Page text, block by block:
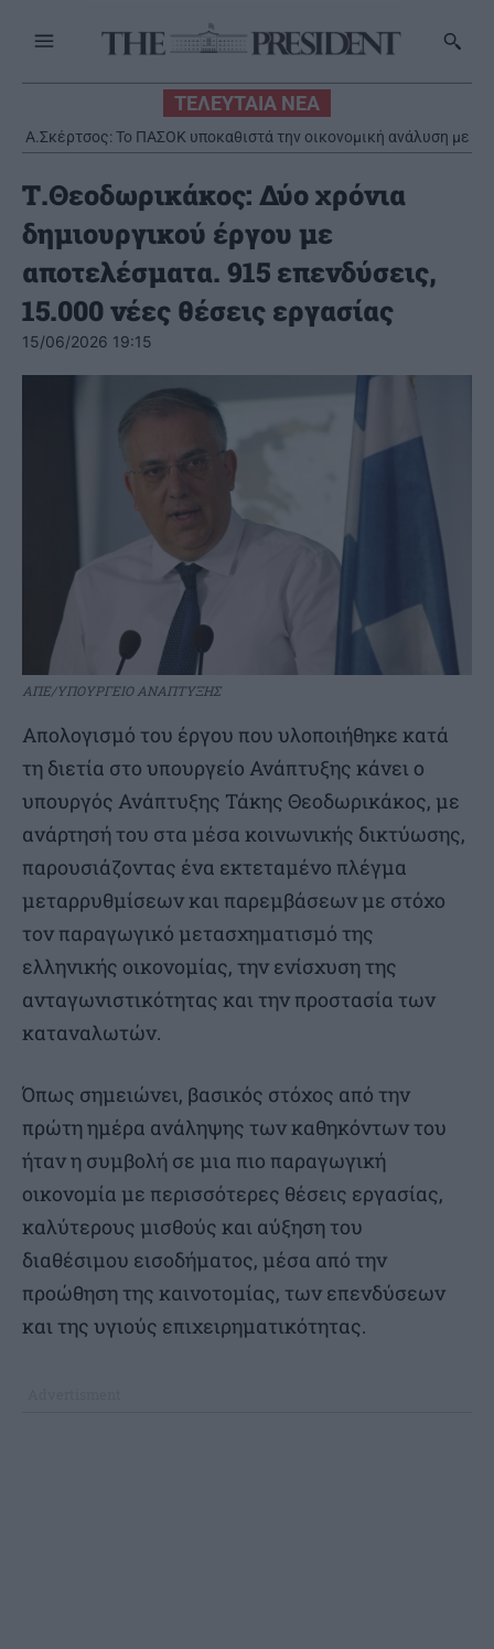
ΤΕΛΕΥΤΑΙΑ ΝΕΑ
Α.Σκέρτσος: Το ΠΑΣΟΚ υποκαθιστά την οικονομική ανάλυση με
πολιτική προπαγάνδα
Τ.Θεοδωρικάκος: Δύο χρόνια
δημιουργικού έργου με
αποτελέσματα. 915 επενδύσεις,
15.000 νέες θέσεις εργασίας
15/06/2026 19:15
ΑΠΕ/ΥΠΟΥΡΓΕΙΟ ΑΝΑΠΤΥΞΗΣ
Απολογισμό του έργου που υλοποιήθηκε κατά
τη διετία στο υπουργείο Ανάπτυξης κάνει ο
υπουργός Ανάπτυξης Τάκης Θεοδωρικάκος, με
ανάρτησή του στα μέσα κοινωνικής δικτύωσης,
παρουσιάζοντας ένα εκτεταμένο πλέγμα
μεταρρυθμίσεων και παρεμβάσεων με στόχο
τον παραγωγικό μετασχηματισμό της
ελληνικής οικονομίας, την ενίσχυση της
ανταγωνιστικότητας και την προστασία των
καταναλωτών.
Όπως σημειώνει, βασικός στόχος από την
πρώτη ημέρα ανάληψης των καθηκόντων του
ήταν η συμβολή σε μια πιο παραγωγική
οικονομία με περισσότερες θέσεις εργασίας,
καλύτερους μισθούς και αύξηση του
διαθέσιμου εισοδήματος, μέσα από την
προώθηση της καινοτομίας, των επενδύσεων
και της υγιούς επιχειρηματικότητας.